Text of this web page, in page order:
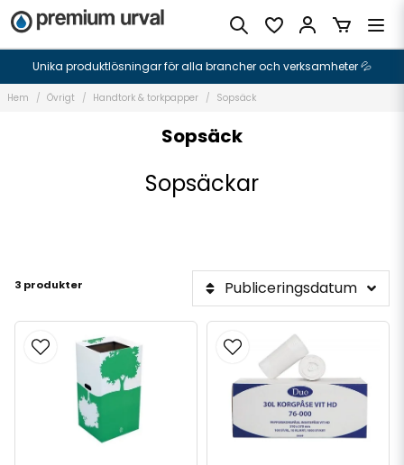
Unika produktlösningar för alla brancher och verksamheter 💦
Hem Övrigt Handtork & torkpapper Sopsäck
Sopsäck
Sopsäckar
3 produkter Publiceringsdatum